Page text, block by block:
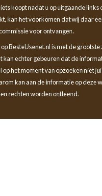
koopt nadat u op uitgaande links
kan het voorkomen dat wij daar
voor ontvangen.
BesteUsenet.nl is met de grootste
kan echter gebeuren dat de
op het moment van opzoeken niet
kan aan de informatie op deze
rechten worden ontleend.